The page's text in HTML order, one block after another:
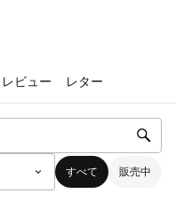
レビュー レター
すべて 販売中